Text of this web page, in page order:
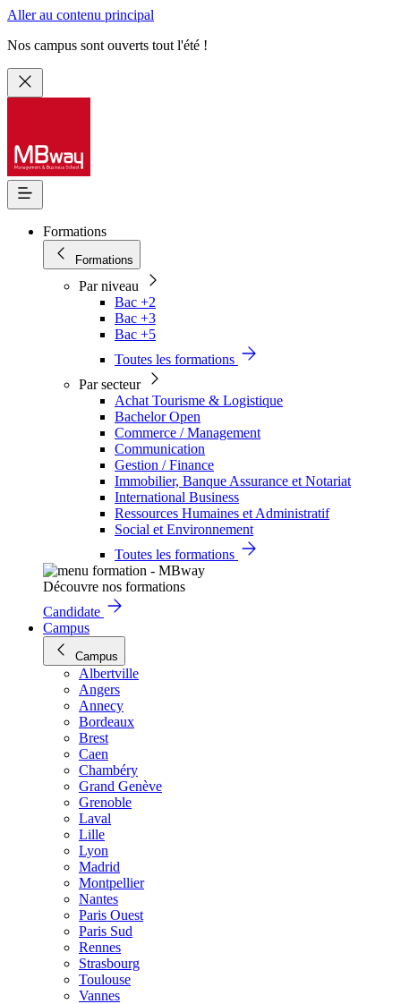
Aller au contenu principal
Nos campus sont ouverts tout l'été !
Formations
Formations
Par niveau
Bac +2
Bac +3
Bac +5
Toutes les formations
Par secteur
Achat Tourisme & Logistique
Bachelor Open
Commerce / Management
Communication
Gestion / Finance
Immobilier, Banque Assurance et Notariat
International Business
Ressources Humaines et Administratif
Social et Environnement
Toutes les formations
Découvre nos formations
Candidate
Campus
Campus
Albertville
Angers
Annecy
Bordeaux
Brest
Caen
Chambéry
Grand Genève
Grenoble
Laval
Lille
Lyon
Madrid
Montpellier
Nantes
Paris Ouest
Paris Sud
Rennes
Strasbourg
Toulouse
Vannes